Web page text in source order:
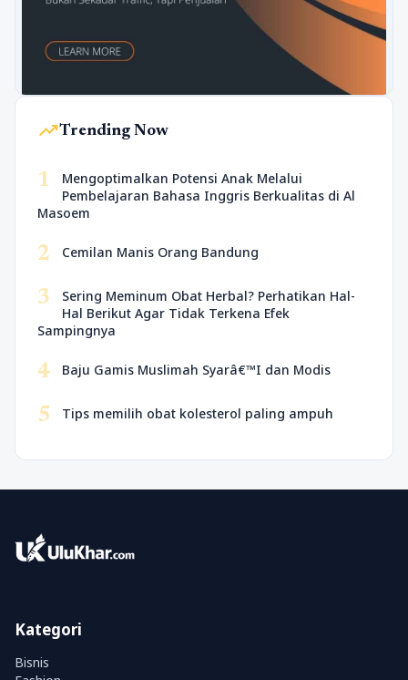
trending_upTrending Now
1
Mengoptimalkan Potensi Anak Melalui
Pembelajaran Bahasa Inggris Berkualitas di Al
Masoem
2 Cemilan Manis Orang Bandung
3
Sering Meminum Obat Herbal? Perhatikan Hal-
Hal Berikut Agar Tidak Terkena Efek
Sampingnya
4 Baju Gamis Muslimah Syarâ€™I dan Modis
5 Tips memilih obat kolesterol paling ampuh
Kategori
Bisnis